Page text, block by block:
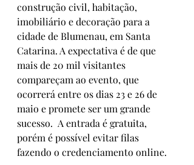
construção civil, habitação,
imobiliário e decoração para a
cidade de Blumenau, em Santa
Catarina. A expectativa é de que
mais de 20 mil visitantes
compareçam ao evento, que
ocorrerá entre os dias 23 e 26 de
maio e promete ser um grande
sucesso.  A entrada é gratuita,
porém é possível evitar filas
fazendo o credenciamento online.